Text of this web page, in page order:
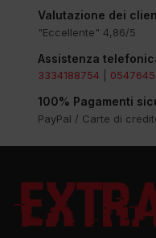
Valutazione dei
"Eccellente" 4,86/5
Assistenza
3334188754
100% Pagamenti
PayPal / Carte di